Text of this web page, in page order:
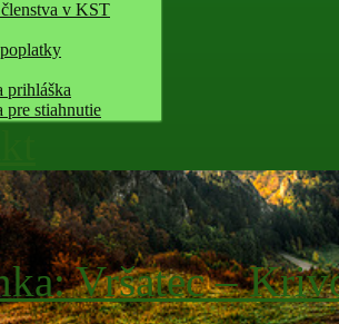
v KST
prihláška
pre stiahnutie
Vršatec –